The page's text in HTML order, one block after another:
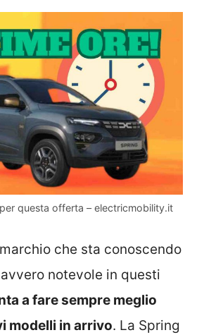
questa offerta – electricmobility.it
che sta conoscendo
notevole in questi
a fare sempre meglio
modelli in arrivo. La Spring